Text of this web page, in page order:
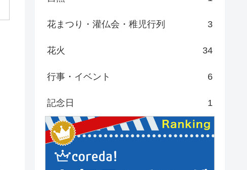
花まつり・灌仏会・稚児行列 3
花火 34
行事・イベント 6
記念日 1